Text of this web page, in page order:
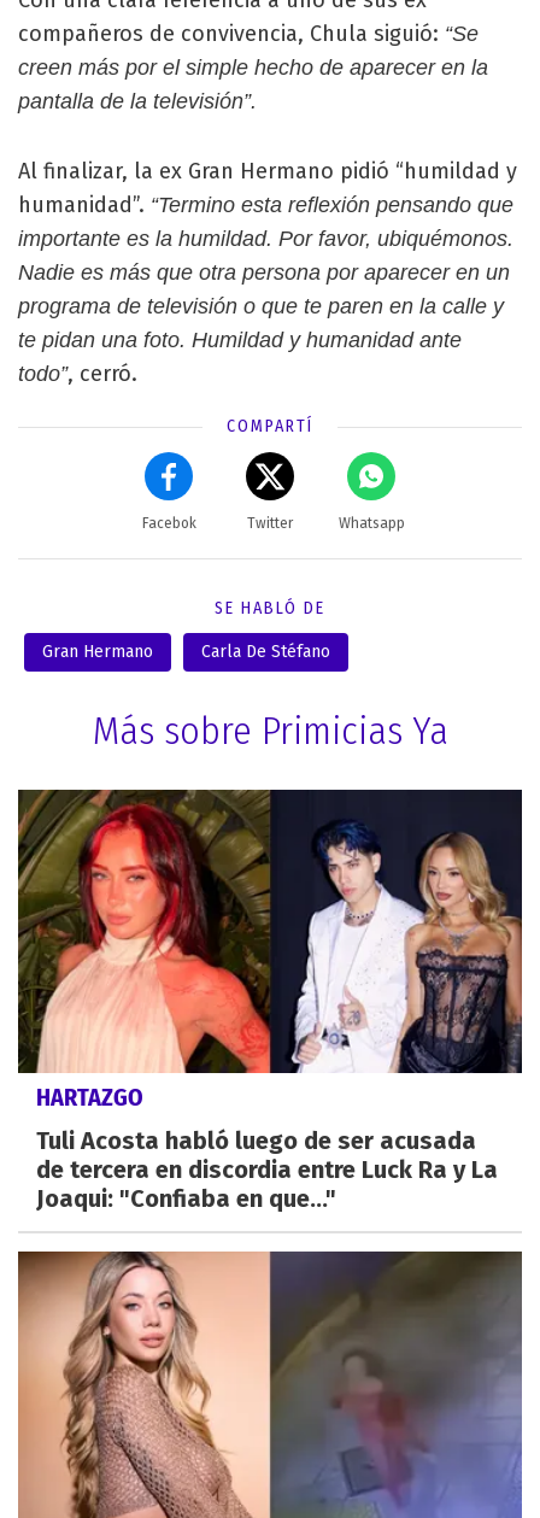
compañeros de convivencia, Chula siguió: “Se
creen más por el simple hecho de aparecer en la
pantalla de la televisión”.
Al finalizar, la ex Gran Hermano pidió “humildad y
humanidad”. “Termino esta reflexión pensando que
importante es la humildad. Por favor, ubiquémonos.
Nadie es más que otra persona por aparecer en un
programa de televisión o que te paren en la calle y
te pidan una foto. Humildad y humanidad ante
todo”, cerró.
COMPARTÍ
Facebok Twitter Whatsapp
SE HABLÓ DE
Gran Hermano Carla De Stéfano
Más sobre Primicias Ya
HARTAZGO
Tuli Acosta habló luego de ser acusada
de tercera en discordia entre Luck Ra y La
Joaqui: "Confiaba en que..."